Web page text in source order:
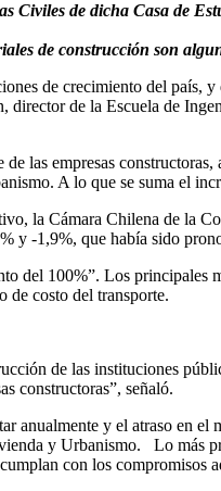
de dicha Casa de
de construcción son
de crecimiento del
de la Escuela de
las empresas
A lo que se suma el
la Cámara Chilena de la
y -1,9%, que había sido
del 100%”. Los
de costo del transporte.
de las instituciones
constructoras”, señaló.
y el atraso en
y Urbanismo. Lo más
con los compromisos